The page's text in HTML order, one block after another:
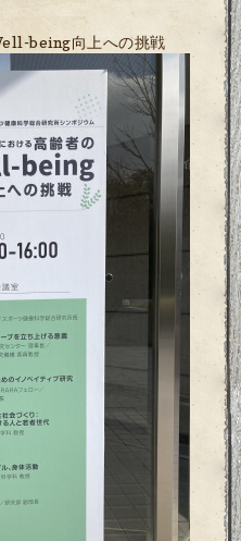
being向上への挑戦